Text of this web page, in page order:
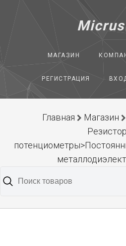
МАГАЗИН
РЕГИСТРАЦИЯ
Главная Магазин